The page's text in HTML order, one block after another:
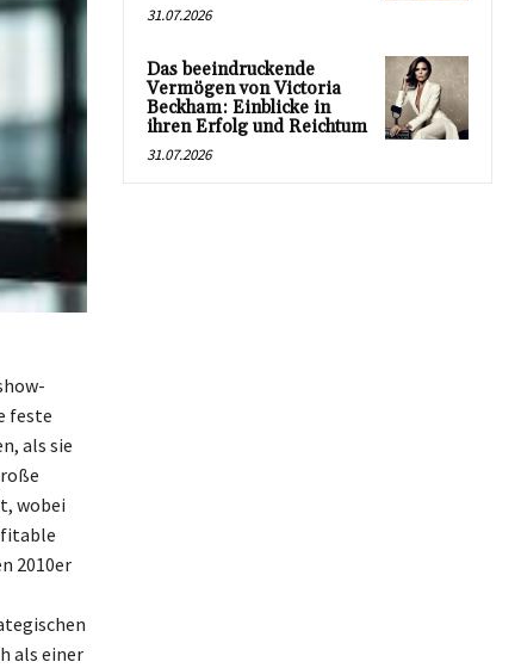
feste
als sie
wobei
2010er
als einer
31.07.2026
Das beeindruckende
Vermögen von Victoria
Beckham: Einblicke in
ihren Erfolg und Reichtum
31.07.2026